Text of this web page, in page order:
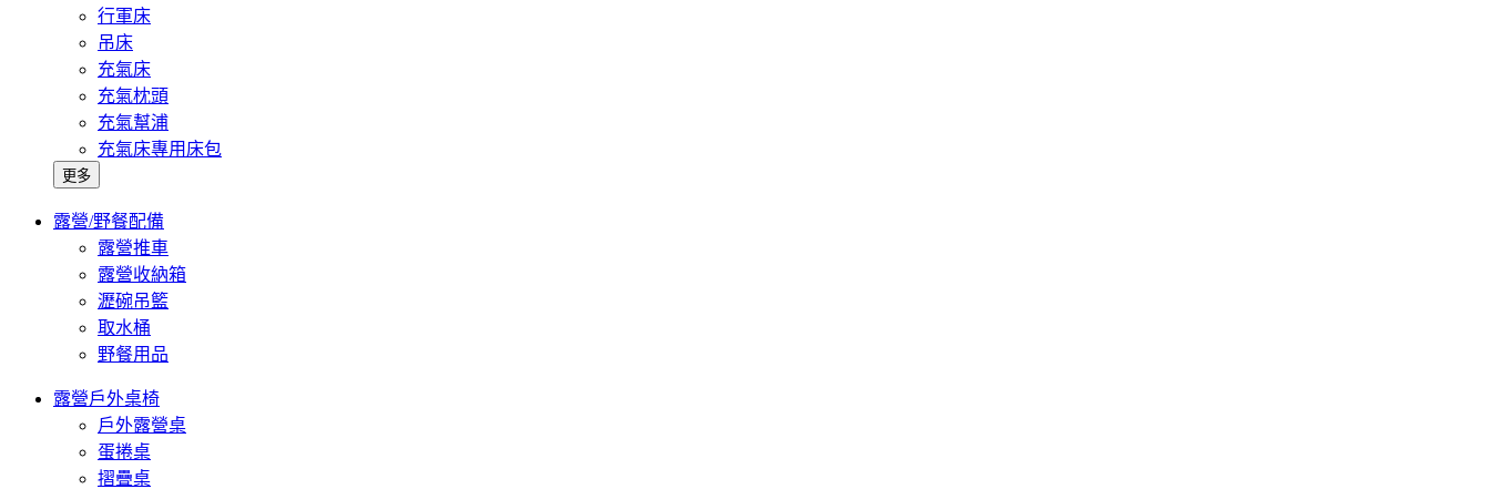
行軍床
吊床
充氣床
充氣枕頭
充氣幫浦
充氣床專用床包
更多
露營/野餐配備
露營推車
露營收納箱
瀝碗吊籃
取水桶
野餐用品
露營戶外桌椅
戶外露營桌
蛋捲桌
摺疊桌